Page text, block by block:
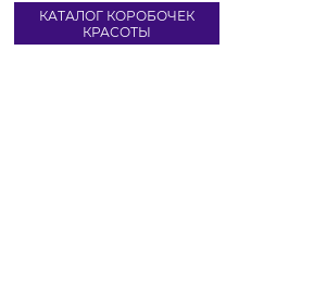
КАТАЛОГ КОРОБОЧЕК
КРАСОТЫ